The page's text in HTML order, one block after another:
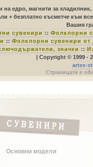
на едро, магнити за
+ безплатно късметче към
Вашия
сувенири :: Фолклорни
:: Фолклорни сувенири
значки ::
| Copyright © 1999 -
artex-
Страницате е
Основни модели